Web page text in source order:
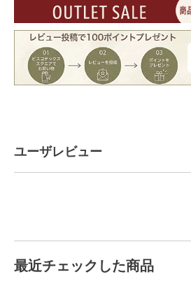
ユーザレビュー
最近チェックした商品